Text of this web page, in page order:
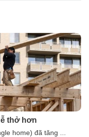
thở hơn
home) đã tăng ...